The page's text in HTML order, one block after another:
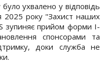
ухвалено у відповідь
2025 року "Захист наших
зупиняє прийом форми I-
спонсорами та
доки служба не